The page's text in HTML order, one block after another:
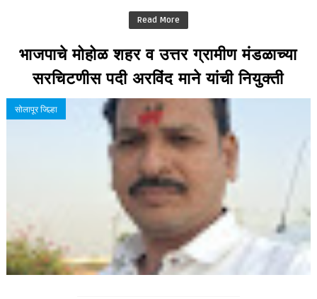
Read More
भाजपाचे मोहोळ शहर व उत्तर ग्रामीण मंडळाच्या
सरचिटणीस पदी अरविंद माने यांची नियुक्ती
सोलापूर जिल्हा